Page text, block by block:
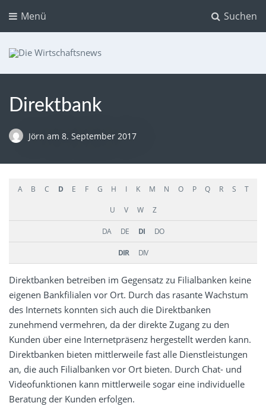
Suchen
Menü
Direktbank
Jörn am 8. September 2017
A B C D E F G H I K M N O P Q R S T
U V W Z
DA DE DI DO
DIR DIV
Direktbanken betreiben im Gegensatz zu Filialbanken keine
eigenen Bankfilialen vor Ort. Durch das rasante Wachstum
des Internets konnten sich auch die Direktbanken
zunehmend vermehren, da der direkte Zugang zu den
Kunden über eine Internetpräsenz hergestellt werden kann.
Direktbanken bieten mittlerweile fast alle Dienstleistungen
an, die auch Filialbanken vor Ort bieten. Durch Chat- und
Videofunktionen kann mittlerweile sogar eine individuelle
Beratung der Kunden erfolgen.